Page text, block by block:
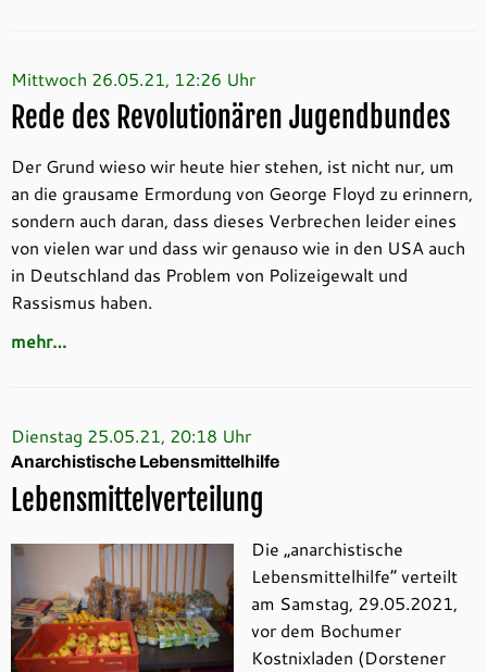
Mittwoch 26.05.21, 12:26 Uhr
Rede des Revolutionären Jugendbundes
Der Grund wieso wir heute hier stehen, ist nicht nur, um
an die grausame Ermordung von George Floyd zu erinnern,
sondern auch daran, dass dieses Verbrechen leider eines
von vielen war und dass wir genauso wie in den USA auch
in Deutschland das Problem von Polizeigewalt und
Rassismus haben.
mehr…
Dienstag 25.05.21, 20:18 Uhr
Anarchistische Lebensmittelhilfe
Lebensmittelverteilung
Die „anarchistische
Lebensmittelhilfe“ verteilt
am Samstag, 29.05.2021,
vor dem Bochumer
Kostnixladen (Dorstener